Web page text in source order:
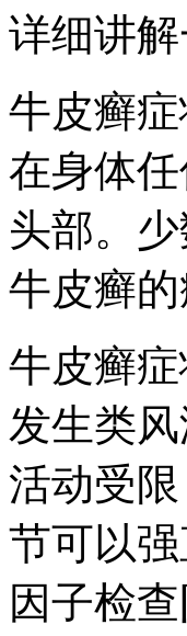
详细讲解
牛皮癣
在身体
头部。
牛皮癣的
牛皮癣
发生类
活动受
节可以
因子检